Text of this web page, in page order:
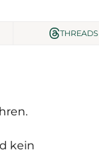
THREADS
kein